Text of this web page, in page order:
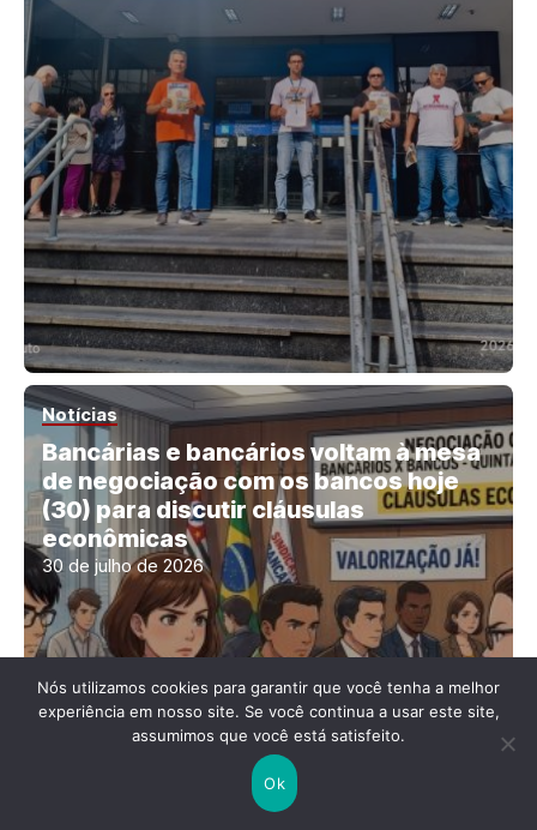
Notícias
Bancárias e bancários voltam à mesa
de negociação com os bancos hoje
(30) para discutir cláusulas
econômicas
30 de julho de 2026
Nós utilizamos cookies para garantir que você tenha a melhor
experiência em nosso site. Se você continua a usar este site,
assumimos que você está satisfeito.
Ok